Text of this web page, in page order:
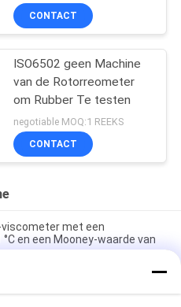
Mixertorsie
CONTACT
ISO6502 geen Machine
van de Rotorreometer
om Rubber Te testen
negotiable MOQ:1 REEKS
CONTACT
viscometer met een
en een Mooney-waarde van
de Reometer van de
Machine zonder Rotor